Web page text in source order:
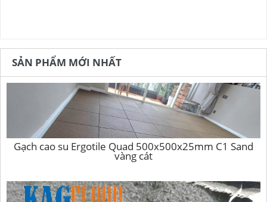
SẢN PHẨM MỚI NHẤT
Gạch cao su Ergotile Quad 500x500x25mm C1 Sand
vàng cát